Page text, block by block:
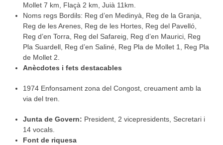
Mollet 7 km, Flaçà 2 km, Juià 11km.
Noms regs Bordils: Reg d’en Medinyà, Reg de la Granja,
Reg de les Arenes, Reg de les Hortes, Reg del Pavelló,
Reg d’en Torra, Reg del Safareig, Reg d’en Maurici, Reg
Pla Suardell, Reg d’en Saliné, Reg Pla de Mollet 1, Reg Pla
de Mollet 2.
Anècdotes i fets destacables
1974 Enfonsament zona del Congost, creuament amb la
via del tren.
Junta de Govern: President, 2 vicepresidents, Secretari i
14 vocals.
Font de riquesa